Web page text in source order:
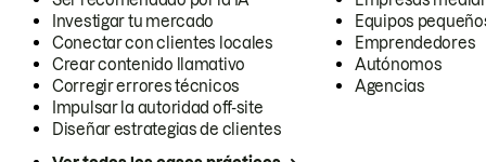
Investigar tu mercado
Conectar con clientes locales
Crear contenido llamativo
Corregir errores técnicos
Impulsar la autoridad off-site
Diseñar estrategias de clientes
Equipos
Emprendedores
Autónomos
Agencias